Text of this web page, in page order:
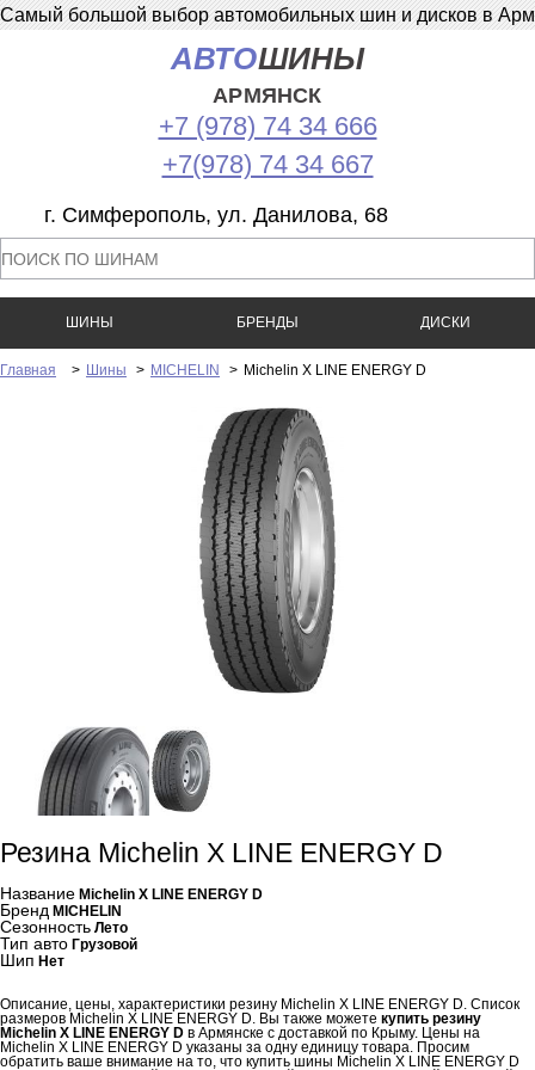
Самый большой выбор автомобильных шин и дисков в
АВТОШИНЫ
АРМЯНСК
+7 (978) 74 34 666
+7(978) 74 34 667
г. Симферополь, ул. Данилова, 68
ШИНЫ БРЕНДЫ ДИСКИ
Главная > Шины > MICHELIN > Michelin X LINE ENERGY D
Резина Michelin X LINE ENERGY D
Название Michelin X LINE ENERGY D
Бренд MICHELIN
Сезонность Лето
Тип авто Грузовой
Шип Нет
Описание, цены, характеристики резину Michelin X LINE ENERGY D. Список
размеров Michelin X LINE ENERGY D. Вы также можете купить резину
Michelin X LINE ENERGY D в Армянске с доставкой по Крыму. Цены на
Michelin X LINE ENERGY D указаны за одну единицу товара. Просим
обратить ваше внимание на то, что купить шины Michelin X LINE ENERGY D